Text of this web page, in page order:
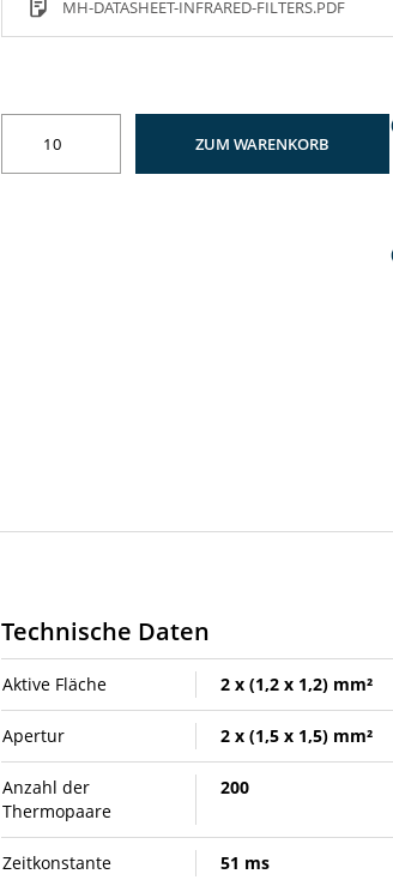
MH-DATASHEET-INFRARED-FILTERS.PDF
ZUM WARENKORB
Technische Daten
Aktive Fläche 2 x (1,2 x 1,2) mm²
Apertur 2 x (1,5 x 1,5) mm²
Anzahl der
Thermopaare
200
Zeitkonstante 51 ms